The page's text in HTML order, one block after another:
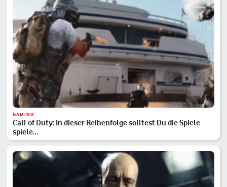
GAMING
Call of Duty: In dieser Reihenfolge solltest Du die Spiele
spiele…